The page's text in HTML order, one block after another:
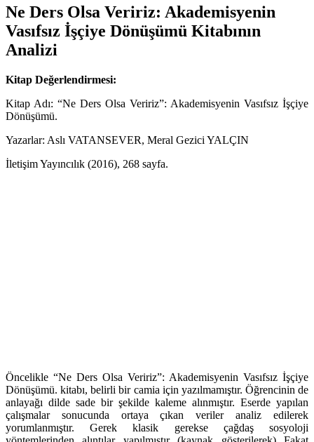
Ne Ders Olsa Veririz: Akademisyenin
Vasıfsız İşçiye Dönüşümü Kitabının
Analizi
Kitap Değerlendirmesi:
Kitap Adı: “Ne Ders Olsa Veririz”: Akademisyenin Vasıfsız İşçiye
Dönüşümü.
Yazarlar: Aslı VATANSEVER, Meral Gezici YALÇIN
İletişim Yayıncılık (2016), 268 sayfa.
Öncelikle “Ne Ders Olsa Veririz”: Akademisyenin Vasıfsız İşçiye
Dönüşümü. kitabı, belirli bir camia için yazılmamıştır. Öğrencinin de
anlayağı dilde sade bir şekilde kaleme alınmıştır. Eserde yapılan
çalışmalar sonucunda ortaya çıkan veriler analiz edilerek
yorumlanmıştır. Gerek klasik gerekse çağdaş sosyoloji